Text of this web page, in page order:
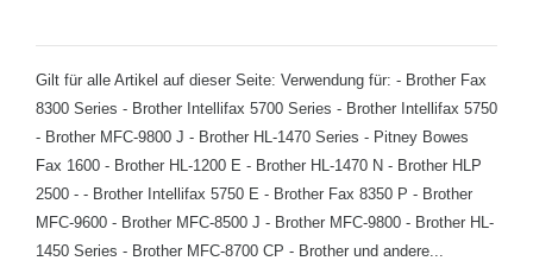
Gilt für alle Artikel auf dieser Seite: Verwendung für: - Brother Fax
8300 Series - Brother Intellifax 5700 Series - Brother Intellifax 5750
- Brother MFC-9800 J - Brother HL-1470 Series - Pitney Bowes
Fax 1600 - Brother HL-1200 E - Brother HL-1470 N - Brother HLP
2500 - - Brother Intellifax 5750 E - Brother Fax 8350 P - Brother
MFC-9600 - Brother MFC-8500 J - Brother MFC-9800 - Brother HL-
1450 Series - Brother MFC-8700 CP - Brother und andere...